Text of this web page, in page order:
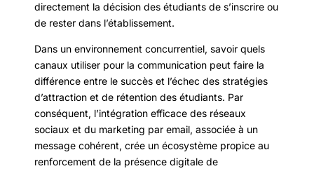
directement la décision des étudiants de s’inscrire ou
de rester dans l’établissement.
Dans un environnement concurrentiel, savoir quels
canaux utiliser pour la communication peut faire la
différence entre le succès et l’échec des stratégies
d’attraction et de rétention des étudiants. Par
conséquent, l’intégration efficace des réseaux
sociaux et du marketing par email, associée à un
message cohérent, crée un écosystème propice au
renforcement de la présence digitale de